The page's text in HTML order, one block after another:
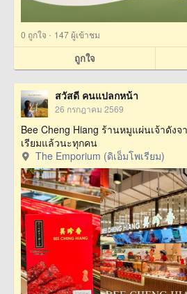
0 ถูกใจ · 147 ผู้เข้าชม
ถูกใจ
สวัสดี คนแปลกหน้า
26 กรกฎาคม 2569
Bee Cheng Hiang ร้านหมูแผ่นเจ้าดัง
เรียมแล้วนะทุกคน
The Emporium (ดิเอ็มโพเรียม)